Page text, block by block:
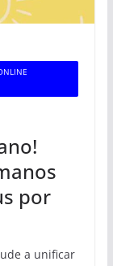
por
a unificar